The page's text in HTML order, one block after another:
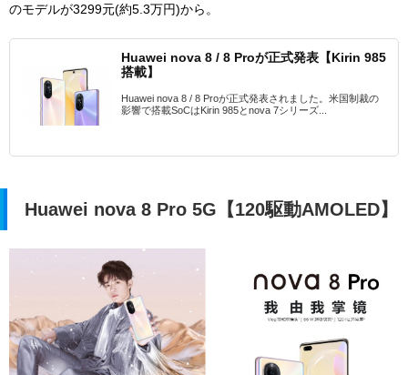
のモデルが3299元(約5.3万円)から。
Huawei nova 8 / 8 Proが正式発表【Kirin 985
搭載】
Huawei nova 8 / 8 Proが正式発表されました。米国制裁の
影響で搭載SoCはKirin 985とnova 7シリーズ...
Huawei nova 8 Pro 5G【120駆動AMOLED】